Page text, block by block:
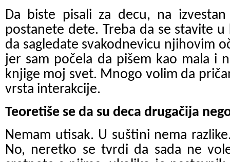
Da biste pisali za decu, na
postanete dete. Treba da se stavite
da sagledate svakodnevicu njihovim
jer sam počela da pišem kao mala i
knjige moj svet. Mnogo volim da
vrsta interakcije.
Teoretiše se da su deca drugačija
Nemam utisak. U suštini nema
No, neretko se tvrdi da sada ne